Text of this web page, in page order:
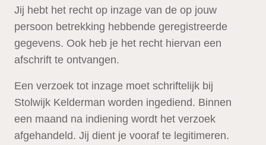
Jij hebt het recht op inzage van de op jouw
persoon betrekking hebbende geregistreerde
gegevens. Ook heb je het recht hiervan een
afschrift te ontvangen.
Een verzoek tot inzage moet schriftelijk bij
Stolwijk Kelderman worden ingediend. Binnen
een maand na indiening wordt het verzoek
afgehandeld. Jij dient je vooraf te legitimeren.